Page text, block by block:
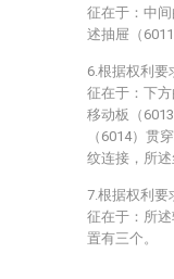
征在于：中
述抽屉（
6.根据权利
征在于：下
移动板（
（6014）贯
纹连接，所述
7.根据权利要
征在于：所
置有三个。